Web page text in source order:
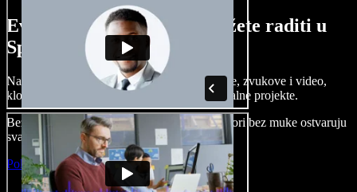
Evo malog pregleda što možete raditi u
Speechify Studiju.
Napravite voice overe, dodajte besplatne slike, zvukove i video,
klonirajte svoj glas i složite sjajne audio-vizualne projekte.
Bez učenja i sve dostupno u pregledniku, autori bez muke ostvaruju
svaku kreativnu ideju.
Pokreni Studio